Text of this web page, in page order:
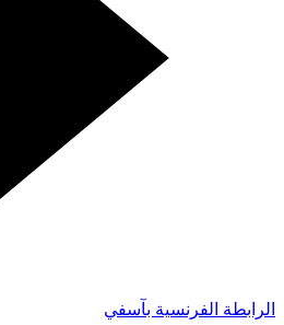
الرابطة الفرنسية بآسفي